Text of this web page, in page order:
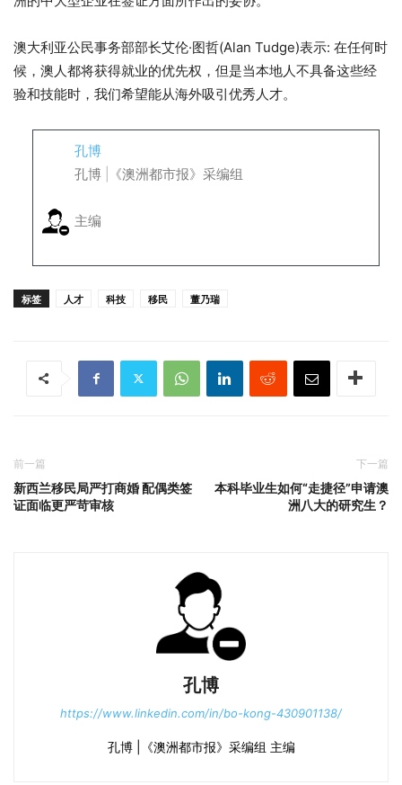
澳大利亚公民事务部部长艾伦·图哲(Alan Tudge)表示: 在任何时
候，澳人都将获得就业的优先权，但是当本地人不具备这些经
验和技能时，我们希望能从海外吸引优秀人才。
孔博
孔博 |《澳洲都市报》采编组
主编
标签 人才 科技 移民 董乃瑞
前一篇
新西兰移民局严打商婚 配偶类签
证面临更严苛审核
下一篇
本科毕业生如何“走捷径”申请澳
洲八大的研究生？
孔博
https://www.linkedin.com/in/bo-kong-430901138/
孔博 |《澳洲都市报》采编组 主编